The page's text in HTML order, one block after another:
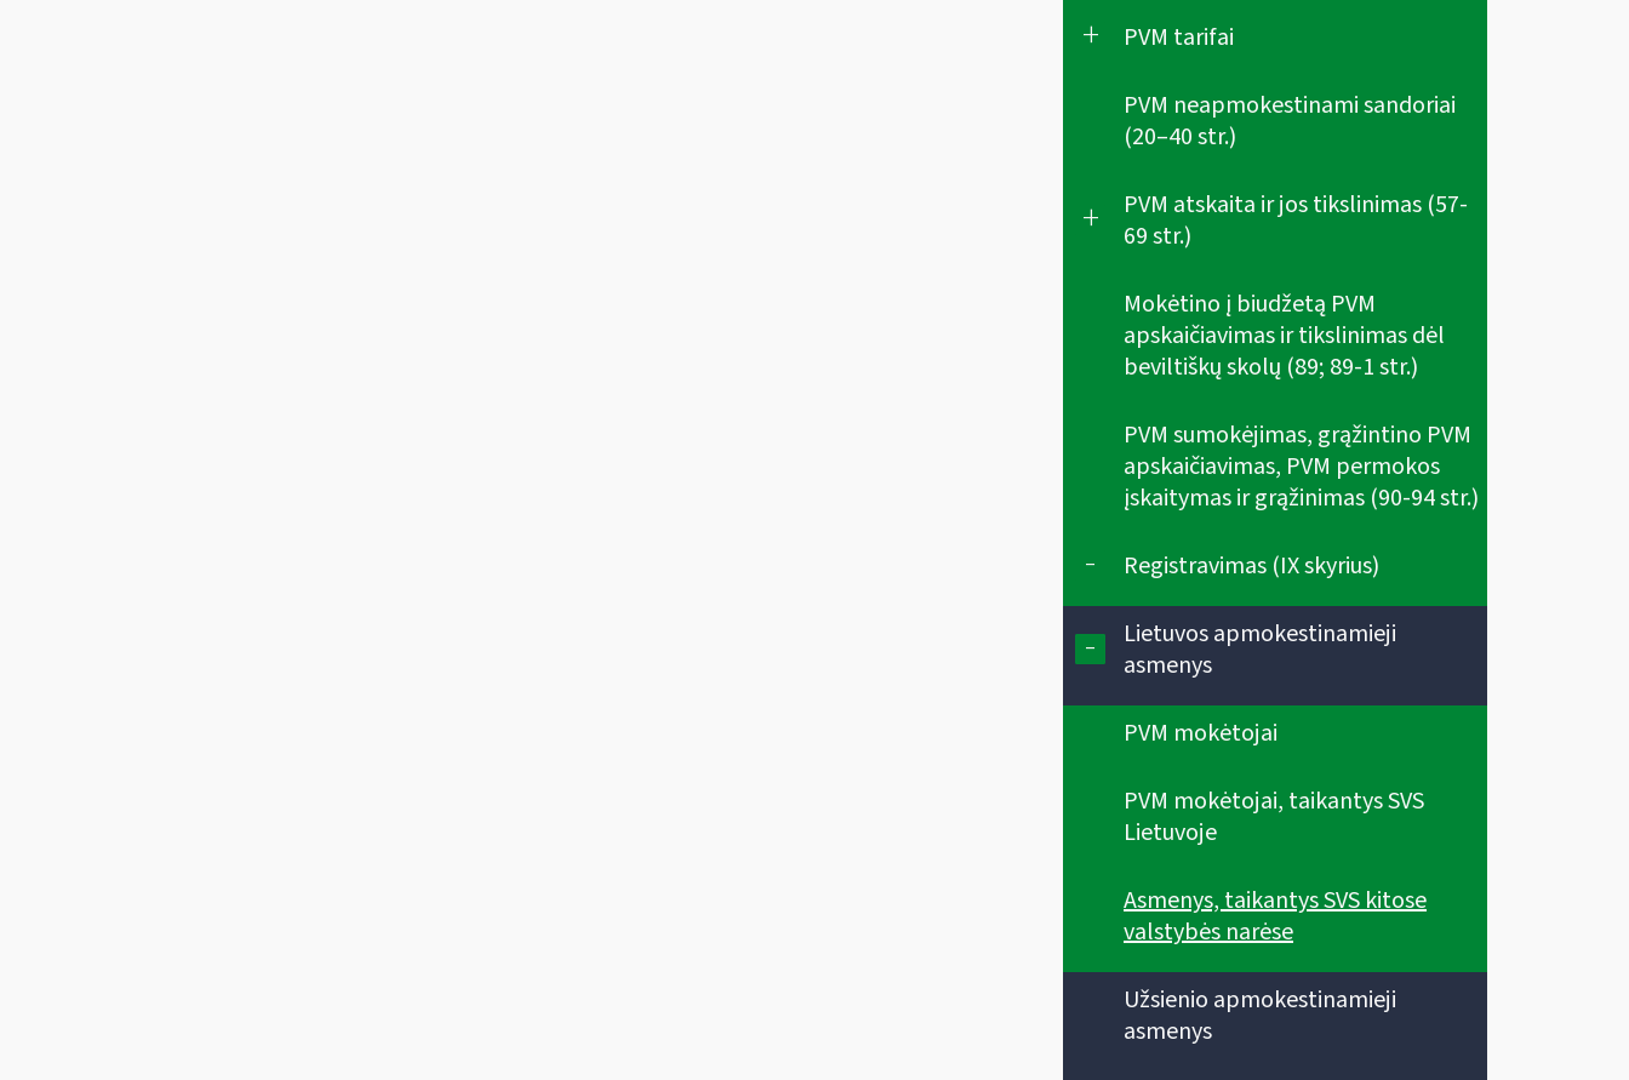
+
PVM tarifai
PVM neapmokestinami sandoriai
(20–40 str.)
+
PVM atskaita ir jos tikslinimas (57-
69 str.)
Mokėtino į biudžetą PVM
apskaičiavimas ir tikslinimas dėl
beviltiškų skolų (89; 89-1 str.)
PVM sumokėjimas, grąžintino PVM
apskaičiavimas, PVM permokos
įskaitymas ir grąžinimas (90-94 str.)
- Registravimas (IX skyrius)
-
Lietuvos apmokestinamieji
asmenys
PVM mokėtojai
PVM mokėtojai, taikantys SVS
Lietuvoje
Asmenys, taikantys SVS kitose
valstybės narėse
Užsienio apmokestinamieji
asmenys